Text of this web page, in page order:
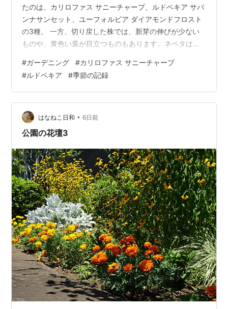
たのは、カリロファス サニーチャープ、ルドベキア サバ
ンナサンセット、ユーフォルビア ダイアモンドフロスト
の3種。 一方、切り戻した株では、新芽の伸びが少ない
ものや、黄色い葉が目立つものもあります。ネペタは株
り戻しました。 撮影日：2026年8月2日 ここまでの記録
PW宿根草｜7月の新芽・咲き戻り・夏の花 カリロファス
｜6月下旬の切り戻し スーパーアリッサム｜6月の切り戻
し 目次 真夏も咲くPW宿根草の花 カリロファス サニーチ
ャープ｜切り戻し後に咲き戻り ルドベキア サバンナサン
セッ…
#ガーデニング #カリロファス サニーチャープ
#ルドベキア #季節の記録
はなねこ日和 • 6日前
公園の花壇3